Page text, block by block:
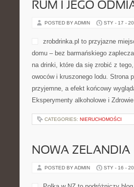
RUM I JEGO
POSTED BY ADMIN STY - 17 -
zrobdrinka.pl to przyjazne
domu – bez barmańskiego
na drinki, które da się zrobić z
owoców i kruszonego lodu. Strona
przyjemne, a efekt końcowy
Eksperymenty alkoholowe i
CATEGORIES: NIERUCHOMOŚCI
NOWA ZELANDIA
POSTED BY ADMIN STY - 16 -